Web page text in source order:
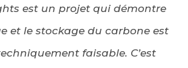
est un projet qui démontre
et le stockage du carbone est
faisable. C’est